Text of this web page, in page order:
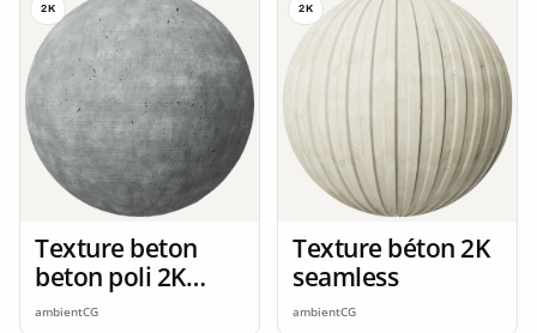
2K
Texture beton
beton poli 2K
seamless
ambientCG
2K
Texture béton 2K
seamless
ambientCG